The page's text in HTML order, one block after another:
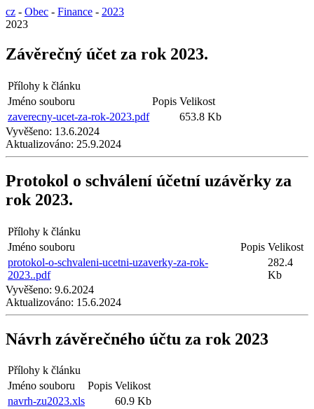
cz - Obec - Finance - 2023
2023
Závěrečný účet za rok 2023.
Přílohy k článku
Jméno souboru
Popis Velikost
zaverecny-ucet-za-rok-2023.pdf
653.8 Kb
Vyvěšeno: 13.6.2024
Aktualizováno: 25.9.2024
Protokol o schválení účetní uzávěrky za
rok 2023.
Přílohy k článku
Jméno souboru
Popis Velikost
protokol-o-schvaleni-ucetni-uzaverky-za-rok-
2023..pdf
282.4
Kb
Vyvěšeno: 9.6.2024
Aktualizováno: 15.6.2024
Návrh závěrečného účtu za rok 2023
Přílohy k článku
Jméno souboru
Popis Velikost
navrh-zu2023.xls
60.9 Kb